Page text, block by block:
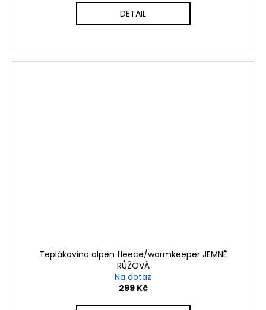
DETAIL
Teplákovina alpen fleece/warmkeeper JEMNĚ
RŮŽOVÁ
Na dotaz
299 Kč